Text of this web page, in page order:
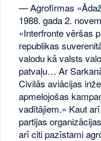
— Agrofirmas
1988. gada 2.
«Interfronte vēršas
republikas
valodu kā valsts
patvaļu… Ar
Civilās aviācijas
apmelojošas
vadītājiem.» Kaut
partijas
arī citi pazīstami